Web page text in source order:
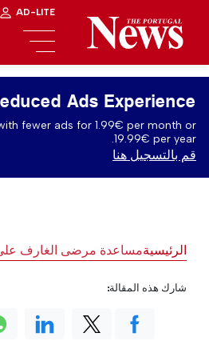
AD-LITE
Ads Experience
fewer ads for 1.99€ per month or
19.99€ per year.
قم بالتسجيل هنا
الرئيسيةمساعدة مرضى الغارف على
شارك هذه المقالة: